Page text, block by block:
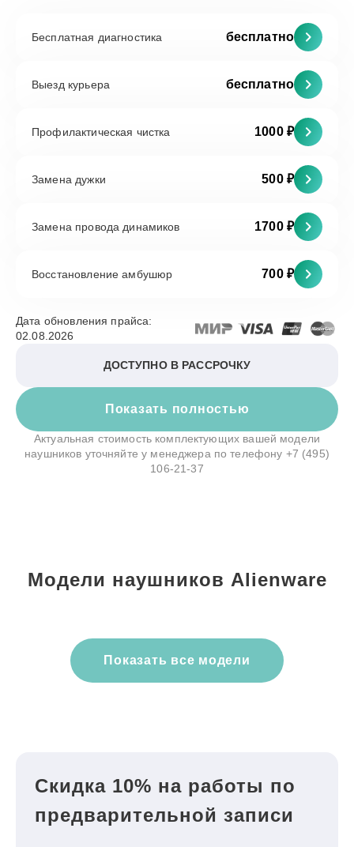
Бесплатная диагностика бесплатно
Выезд курьера бесплатно
Профилактическая чистка 1000 ₽
Замена дужки 500 ₽
Замена провода динамиков 1700 ₽
Восстановление амбушюр 700 ₽
Показать полностью
Дата обновления прайса:
02.08.2026
ДОСТУПНО В РАССРОЧКУ
Актуальная стоимость комплектующих вашей модели
наушников уточняйте у менеджера по телефону +7 (495)
106-21-37
Модели наушников Alienware
Показать все модели
Скидка 10% на работы по
предварительной записи